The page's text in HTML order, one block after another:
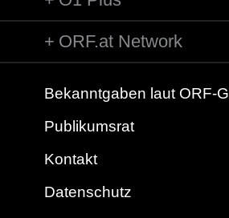
ORF.at Network
Bekanntgaben laut ORF-G
Publikumsrat
Kontakt
Datenschutz